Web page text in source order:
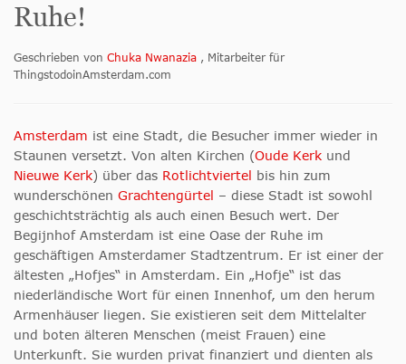
Ruhe!
Geschrieben von Chuka Nwanazia , Mitarbeiter für
ThingstodoinAmsterdam.com
Amsterdam ist eine Stadt, die Besucher immer wieder in
Staunen versetzt. Von alten Kirchen (Oude Kerk und
Nieuwe Kerk) über das Rotlichtviertel bis hin zum
wunderschönen Grachtengürtel – diese Stadt ist sowohl
geschichtsträchtig als auch einen Besuch wert. Der
Begijnhof Amsterdam ist eine Oase der Ruhe im
geschäftigen Amsterdamer Stadtzentrum. Er ist einer der
ältesten „Hofjes“ in Amsterdam. Ein „Hofje“ ist das
niederländische Wort für einen Innenhof, um den herum
Armenhäuser liegen. Sie existieren seit dem Mittelalter
und boten älteren Menschen (meist Frauen) eine
Unterkunft. Sie wurden privat finanziert und dienten als